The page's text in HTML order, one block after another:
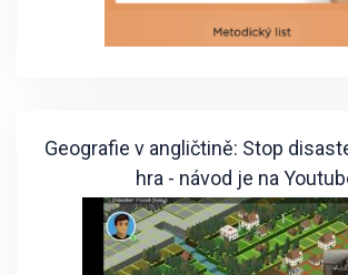
Geografie v angličtině: Stop
hra - návod je na